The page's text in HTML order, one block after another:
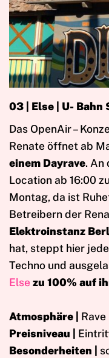
03 | Else | U- Bahn
Das OpenAir –
Renate öffnet ab
einem Dayrave. An
Location ab 16:00
Montag, da ist
Betreibern der
Elektroinstanz
hat, steppt hier
Techno und
Else zu 100% auf
Atmosphäre |
Preisniveau |
Besonderheiten |